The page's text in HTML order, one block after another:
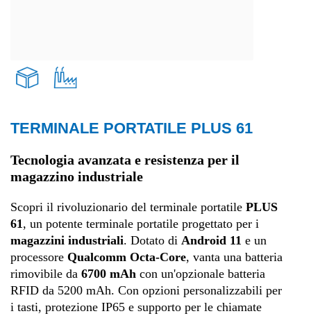
Produzione
TERMINALE PORTATILE PLUS 61
Tecnologia avanzata e resistenza per il
magazzino industriale
Scopri il rivoluzionario del terminale portatile PLUS
61, un potente terminale portatile progettato per i
magazzini industriali. Dotato di Android 11 e un
processore Qualcomm Octa-Core, vanta una batteria
rimovibile da 6700 mAh con un'opzionale batteria
RFID da 5200 mAh. Con opzioni personalizzabili per
i tasti, protezione IP65 e supporto per le chiamate